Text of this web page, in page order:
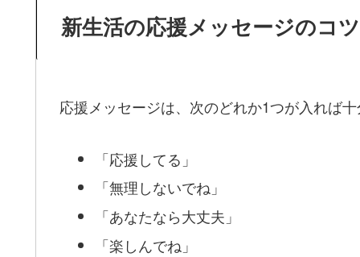
新生活の応援メッセージのコ
応援メッセージは、次のどれか1つが入れば
「応援してる」
「無理しないでね」
「あなたなら大丈夫」
「楽しんでね」